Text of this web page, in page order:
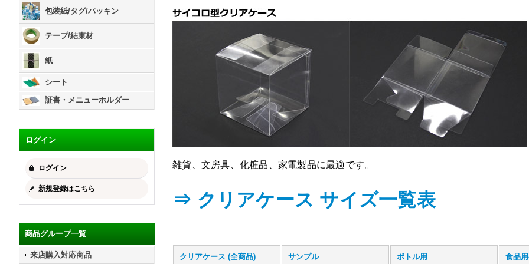
包装紙/タグ/パッキン
テープ/結束材
紙
シート
証書・メニューホルダー
ログイン
ログイン
新規登録はこちら
商品グループ一覧
来店購入対応商品
雑貨、文房具、化粧品、家電製品に最適です。
⇒ クリアケース サイズ一覧表
クリアケース (全商品) サンプル ボトル用 食品